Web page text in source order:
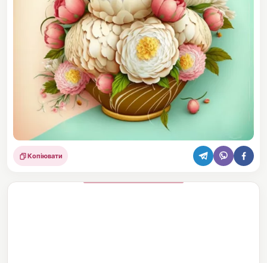
Поділитися
Копіювати